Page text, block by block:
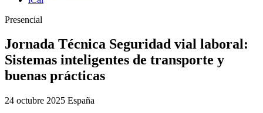
Presencial
Jornada Técnica Seguridad vial laboral:
Sistemas inteligentes de transporte y
buenas prácticas
24 octubre 2025 España